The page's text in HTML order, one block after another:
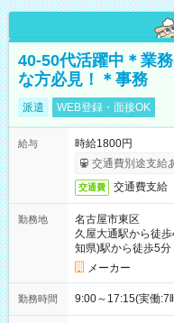
40-50代活躍中＊業
な方必見！＊事務
派遣 WEB登録・面接OK
給与
時給1800円
交通費別途支給
交通費 交通費支給
勤務地
名古屋市東区
久屋大通駅から徒
知県)駅から徒歩5分
メーカー
勤務時間 9:00～17:15(実働:7